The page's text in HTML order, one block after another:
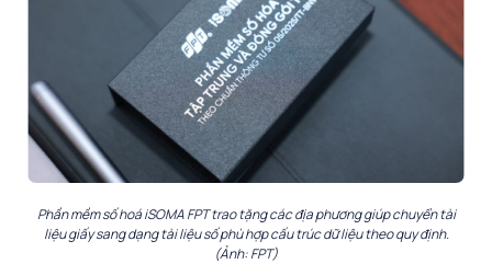
Phần mềm số hoá iSOMA FPT trao tặng các địa phương giúp chuyển tài
liệu giấy sang dạng tài liệu số phù hợp cấu trúc dữ liệu theo quy định.
(Ảnh: FPT)